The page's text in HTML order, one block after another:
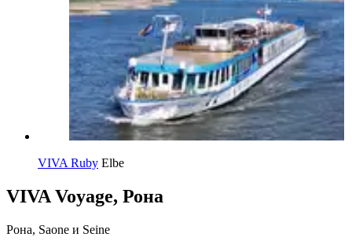
VIVA Ruby Elbe
VIVA Voyage, Рона
Рона, Saone и Seine